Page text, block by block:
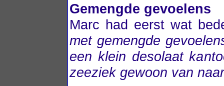
Gemengde gevoelens
Marc had eerst wat
met gemengde
een klein desolaat
zeeziek gewoon van